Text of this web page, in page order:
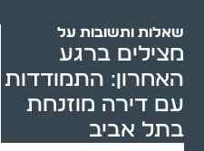
שאלות ותשובות על
מצילים ברגע
האחרון: התמודדות
עם דירה מוזנחת
בתל אביב